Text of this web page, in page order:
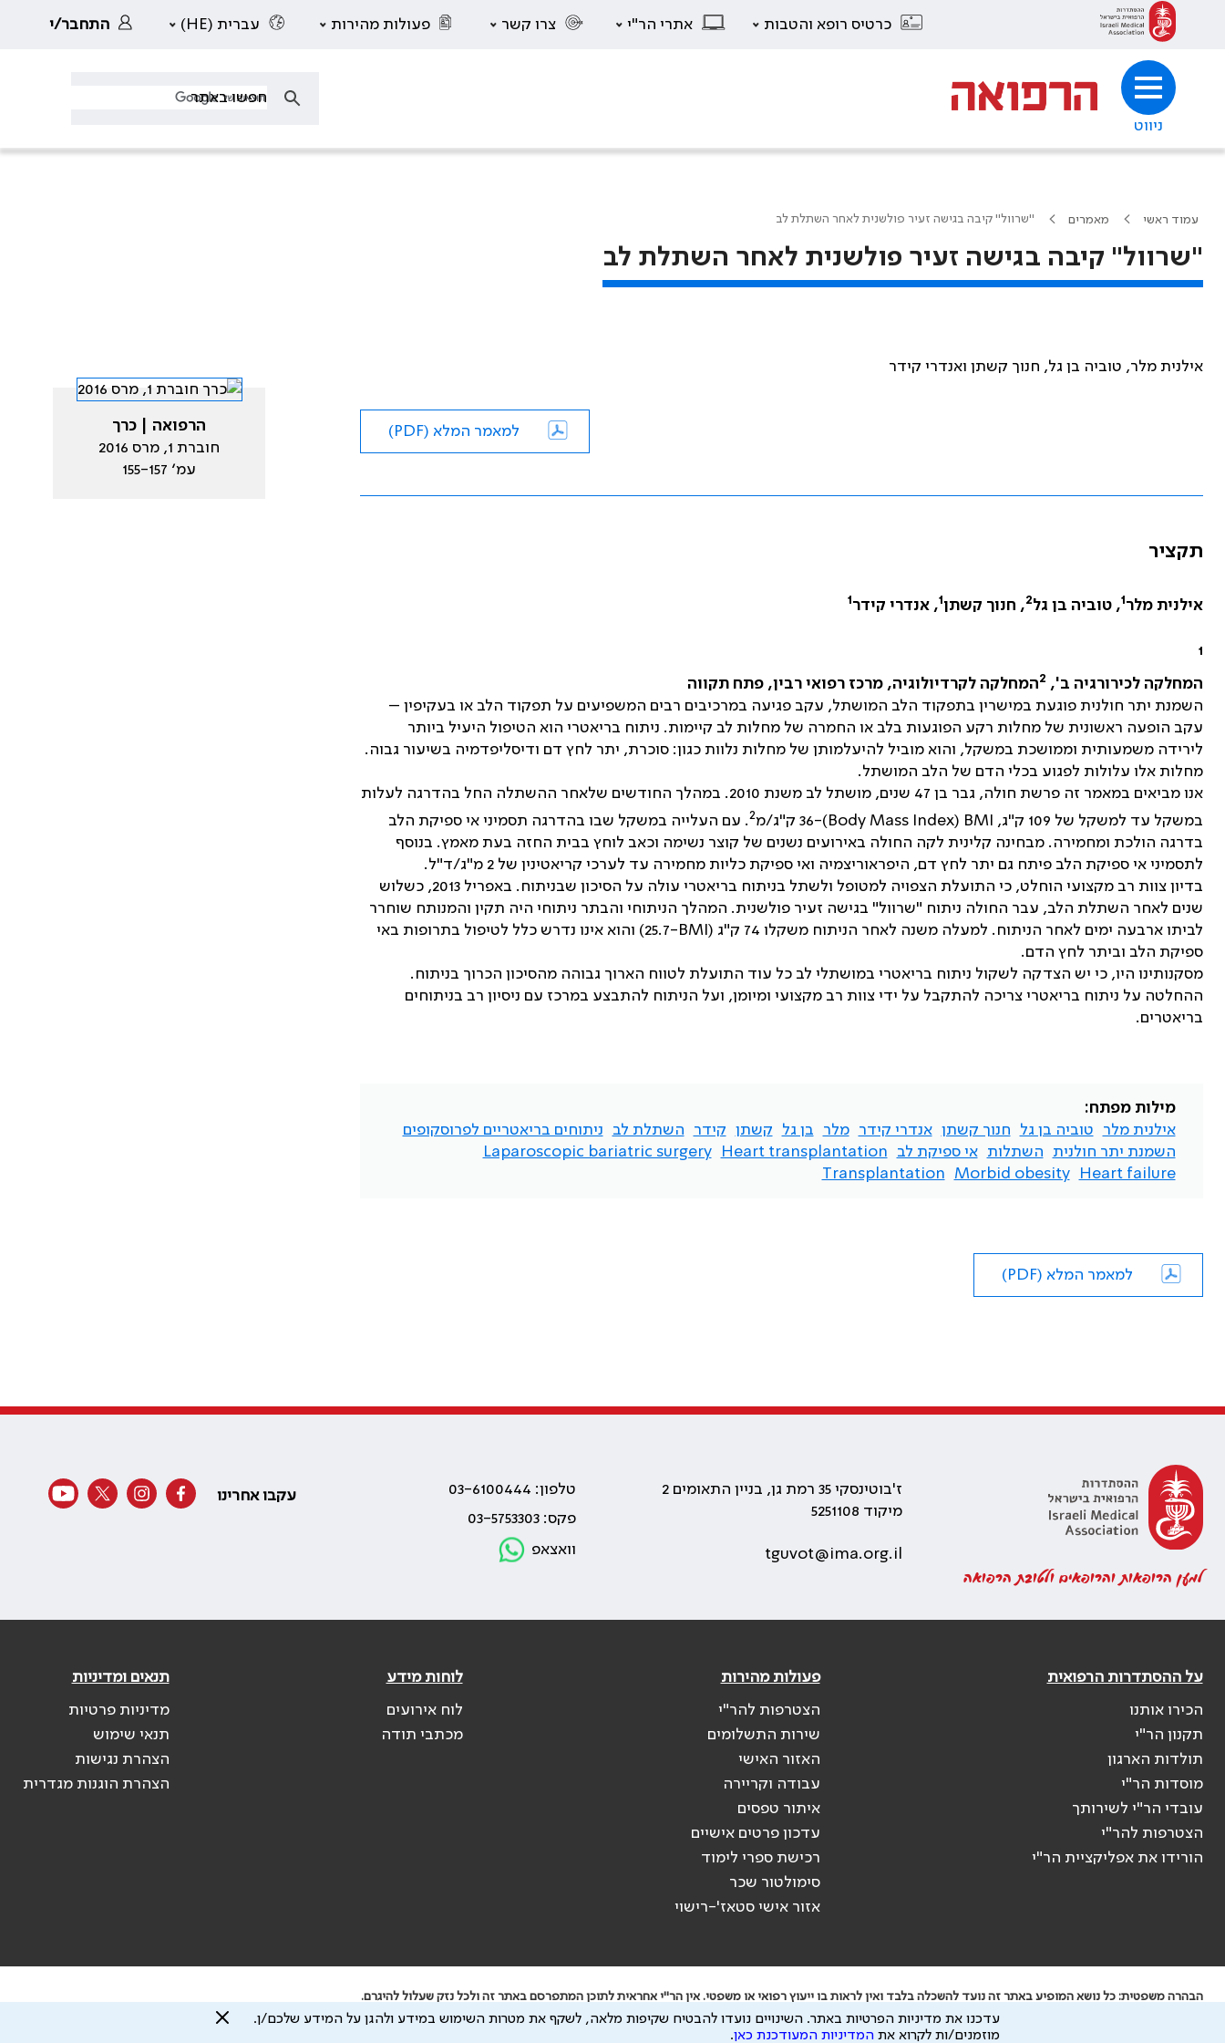
כרטיס רופא והטבות אתרי הר"י צרו קשר פעולות מהירות עברית (HE) התחבר/י
ניווט
עמוד ראשי מאמרים "שרוול" קיבה בגישה זעיר פולשנית לאחר השתלת לב
"שרוול" קיבה בגישה זעיר פולשנית לאחר השתלת לב
אילנית מלר, טוביה בן גל, חנוך קשתן ואנדרי קידר
למאמר המלא (PDF)
תקציר
אילנית מלר 1, טוביה בן גל2, חנוך קשתן1, אנדרי קידר 1
1
המחלקה לכירורגיה ב', 2המחלקה לקרדיולוגיה, מרכז רפואי רבין, פתח תקווה
השמנת יתר חולנית פוגעת במישרין בתפקוד הלב המושתל, עקב פגיעה במרכיבים רבים המשפיעים על תפקוד הלב או בעקיפין –
עקב הופעה ראשונית של מחלות רקע הפוגעות בלב או החמרה של מחלות לב קיימות. ניתוח בריאטרי הוא הטיפול היעיל ביותר
לירידה משמעותית וממושכת במשקל, והוא מוביל להיעלמותן של מחלות נלוות כגון: סוכרת, יתר לחץ דם ודיסליפדמיה בשיעור גבוה.
מחלות אלו עלולות לפגוע בכלי הדם של הלב המושתל.
אנו מביאים במאמר זה פרשת חולה, גבר בן 47 שנים, מושתל לב משנת 2010. במהלך החודשים שלאחר ההשתלה החל בהדרגה לעלות
במשקל עד למשקל של 109 ק"ג,
BMI
(
Body Mass Index)-36 ק"ג/מ 2. עם העלייה במשקל שבו בהדרגה תסמיני אי ספיקת הלב
בדרגה הולכת ומחמירה. מבחינה קלינית לקה החולה באירועים נשנים של קוצר נשימה וכאב לוחץ בבית החזה בעת מאמץ. בנוסף
לתסמיני אי ספיקת הלב פיתח גם יתר לחץ דם, היפראוריצמיה ואי ספיקת כליות מחמירה עד לערכי קריאטינין של 2 מ"ג/ד"ל.
בדיון צוות רב מקצועי הוחלט, כי התועלת הצפויה למטופל ולשתל בניתוח בריאטרי עולה על הסיכון שבניתוח. באפריל 2013, כשלוש
שנים לאחר השתלת הלב, עבר החולה ניתוח "שרוול" בגישה זעיר פולשנית. המהלך הניתוחי והבתר ניתוחי היה תקין והמנותח שוחרר
לביתו ארבעה ימים לאחר הניתוח. למעלה משנה לאחר הניתוח משקלו 74 ק"ג (
BMI
-25.7) והוא אינו נדרש כלל לטיפול בתרופות באי
ספיקת הלב וביתר לחץ הדם.
מסקנותינו היו, כי יש הצדקה לשקול ניתוח בריאטרי במושתלי לב כל עוד התועלת לטווח הארוך גבוהה מהסיכון הכרוך בניתוח.
ההחלטה על ניתוח בריאטרי צריכה להתקבל על ידי צוות רב מקצועי ומיומן, ועל הניתוח להתבצע במרכז עם ניסיון רב בניתוחים
בריאטרים.
מילות מפתח:
אילנית מלר
טוביה בן גל חנוך קשתן אנדרי קידר מלר בן גל קשתן קידר השתלת לב
ניתוחים בריאטריים לפרוסקופים
השמנת יתר חולנית
השתלות אי ספיקת לב Heart transplantation
Laparoscopic bariatric surgery
Heart failure
Morbid obesity
Transplantation
למאמר המלא (PDF)
הרפואה | כרך
חוברת 1, מרס 2016
עמ׳ 155-157
למען הרופאות והרופאים ולטובת הרפואה
ז'בוטינסקי 35 רמת גן, בניין התאומים 2
מיקוד 5251108
tguvot@ima.org.il
טלפון: 03-6100444
פקס: 03-5753303
וואצאפ
עקבו אחרינו
על ההסתדרות הרפואית
הכירו אותנו
תקנון הר"י
תולדות הארגון
מוסדות הר"י
עובדי הר"י לשירותך
הצטרפות להר"י
הורידו את אפליקציית הר"י
פעולות מהירות
הצטרפות להר"י
שירות התשלומים
האזור האישי
עבודה וקריירה
איתור טפסים
עדכון פרטים אישיים
רכישת ספרי לימוד
סימולטור שכר
אזור אישי סטאז'-רישוי
לוחות מידע
לוח אירועים
מכתבי תודה
תנאים ומדיניות
מדיניות פרטיות
תנאי שימוש
הצהרת נגישות
הצהרת הוגנות מגדרית
הבהרה משפטית: כל נושא המופיע באתר זה נועד להשכלה בלבד ואין לראות בו ייעוץ רפואי או משפטי. אין הר"י אחראית לתוכן המתפרסם באתר זה ולכל נזק שעלול להיגרם.
ידוע לי שהר"י אוספת ושומרת מידע אישי לצורך מתן השרות וכי חלק ממנו עשוי להיות מועבר לצדדים שלישיים, הכל בכפוף למדיניות הפרטיותול תנאי השימוש
עדכנו את מדיניות הפרטיות באתר. השינויים נועדו להבטיח שקיפות מלאה, לשקף את מטרות השימוש במידע ולהגן על המידע שלכם/ן.
מוזמנים/ות לקרוא את המדיניות המעודכנת כאן.